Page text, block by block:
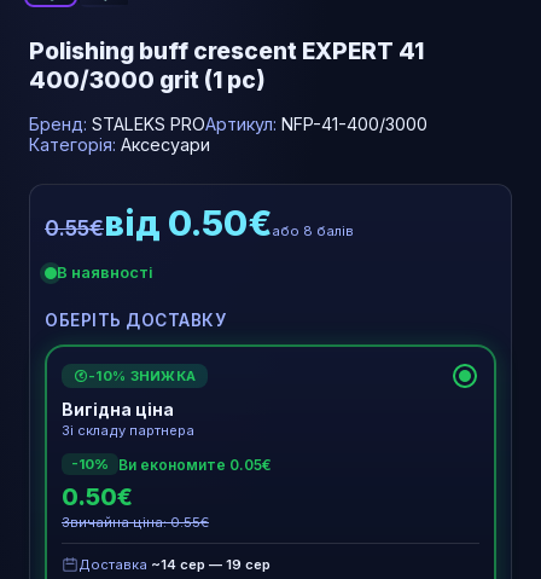
Polishing buff crescent EXPERT 41
400/3000 grit (1 pc)
Бренд: STALEKS PROАртикул: NFP-41-400/3000
Категорія: Аксесуари
0.55€від 0.50€або 8 балів
В наявності
ОБЕРІТЬ ДОСТАВКУ
€ -10% ЗНИЖКА
Вигідна ціна
Зі складу партнера
-10%
Ви економите 0.05€
0.50€
Звичайна ціна: 0.55€
Доставка ~14 сер — 19 сер